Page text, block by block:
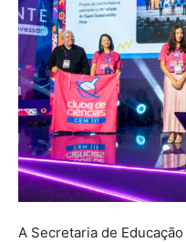
A Secretaria de